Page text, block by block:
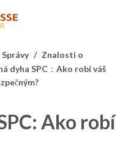
Správy / Znalosti o
dyha SPC：Ako robí váš
Ako robí